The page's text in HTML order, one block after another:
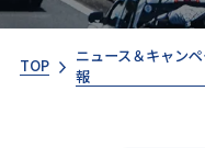
TOP
ニュース＆キャン
報